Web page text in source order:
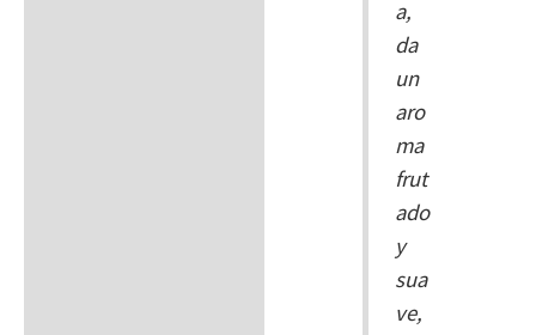
a,
da
un
aro
ma
frut
ado
y
sua
ve,